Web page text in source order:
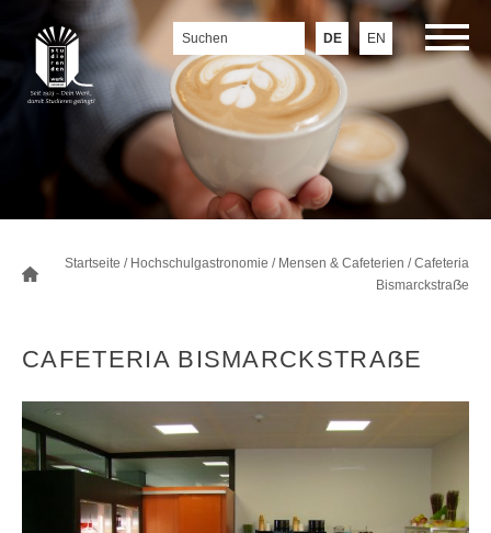
DE EN
Startseite / Hochschulgastronomie / Mensen & Cafeterien /Cafeteria
Bismarckstraẞe
CAFETERIA BISMARCKSTRAẞE